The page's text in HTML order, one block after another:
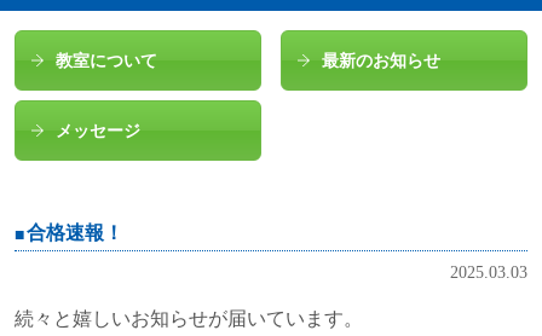
教室について 最新のお知らせ
メッセージ
合格速報！
2025.03.03
続々と嬉しいお知らせが届いています。